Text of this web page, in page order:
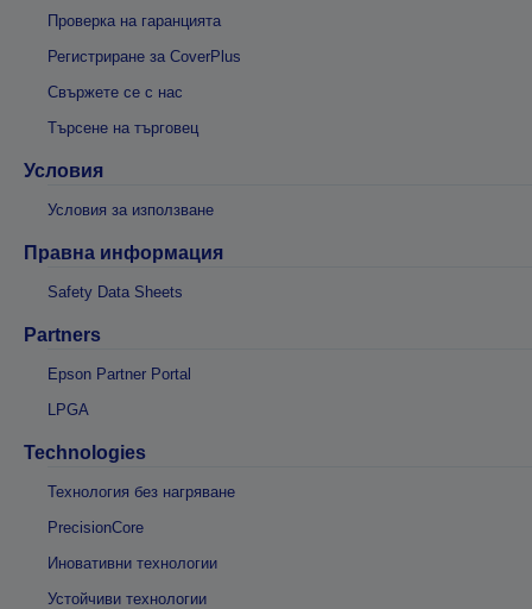
Проверка на гаранцията
Регистриране за CoverPlus
Свържете се с нас
Търсене на търговец
Условия
Условия за използване
Правна информация
Safety Data Sheets
Partners
Epson Partner Portal
LPGA
Technologies
Технология без нагряване
PrecisionCore
Иновативни технологии
Устойчиви технологии